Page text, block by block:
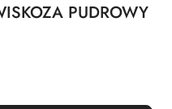
PUDROWY